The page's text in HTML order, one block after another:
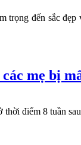
đến sắc
mẹ bị
điểm 8 tuần